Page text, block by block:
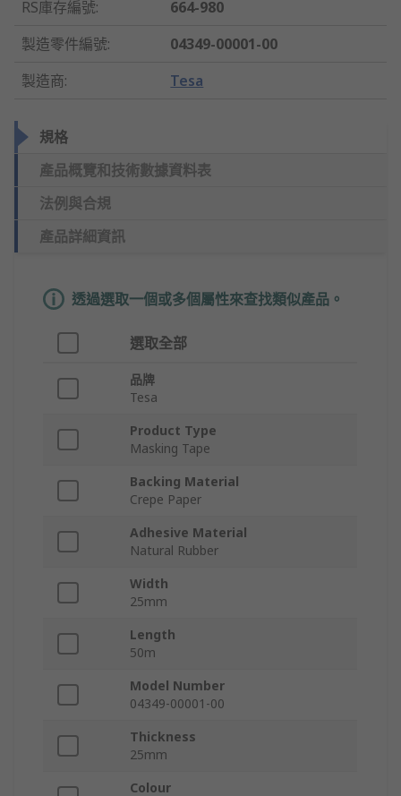
RS庫存編號:
664-980
製造零件編號:
04349-00001-00
製造商: Tesa
規格
產品概覽和技術數據資料表
法例與合規
產品詳細資訊
透過選取一個或多個屬性來查找類似產品。
選取全部
品牌
Tesa
Product Type
Masking Tape
Backing Material
Crepe Paper
Adhesive Material
Natural Rubber
Width
25mm
Length
50m
Model Number
04349-00001-00
Thickness
25mm
Colour